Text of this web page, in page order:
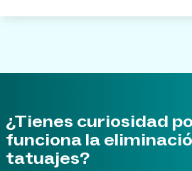
¿Tienes curiosidad
funciona la
tatuajes?